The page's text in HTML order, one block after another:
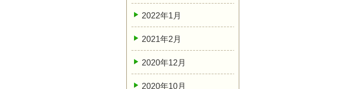
2022年1月
2021年2月
2020年12月
2020年10月